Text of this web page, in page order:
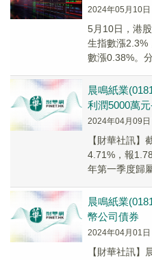
2024年05月10日
5月10日，港
生指數漲2.3%
數漲0.38%。
晨鳴紙業
利潤5000萬
2024年04月09日
【財華社訊
4.71%，報
年第一季度歸
晨鳴紙業
幣公司債券
2024年04月01日
【財華社訊